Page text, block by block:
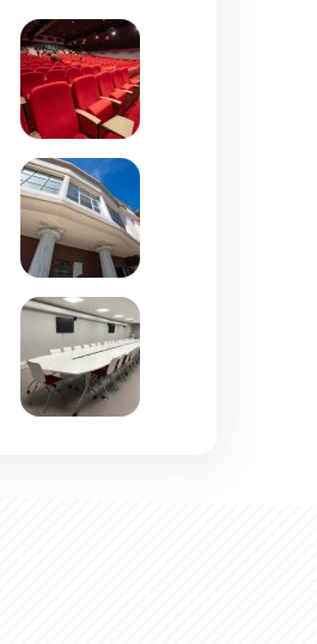
Zoom de l'image
Zoom de l'image
Zoom de l'image